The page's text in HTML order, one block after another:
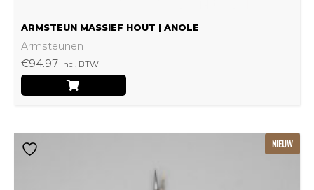
ARMSTEUN MASSIEF HOUT | ANOLE
Armsteunen
€94.97 Incl. BTW
NIEUW